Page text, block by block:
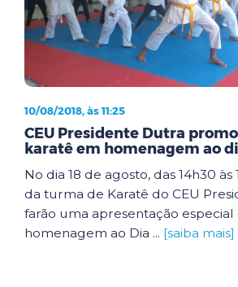
10/08/2018, às 11:25
CEU Presidente Dutra
karatê em homenagem ao
No dia 18 de agosto, das 14h30 às
da turma de Karatê do CEU
farão uma apresentação especial
homenagem ao Dia ... [saiba mais]